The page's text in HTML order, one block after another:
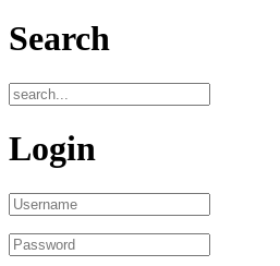
Search
Login